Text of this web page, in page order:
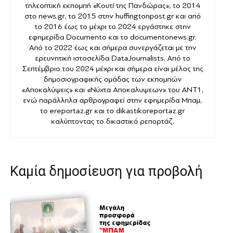
τηλεοπτική εκπομπή «Κουτί της Πανδώρας», το 2014
στο news.gr, το 2015 στην huffingtonpost.gr και από
το 2016 έως το μέχρι το 2024 εργάστηκε στην
εφημερίδα Documento και το documentonews.gr.
Από το 2022 έως και σήμερα συνεργάζεται με την
ερευνητική ιστοσελίδα DataJournalists. Από το
Σεπτέμβριο του 2024 μέχρι και σήμερα είναι μέλος της
δημοσιογραφικής ομάδας των εκπομπών
«Αποκαλύψεις» και «Νύχτα Αποκαλυψεων» του ANT1,
ενώ παράλληλα αρθρογραφεί στην εφημερίδα Μπαμ,
το ereportaz.gr και το dikastikoreportaz.gr
καλύπτοντας το δικαστικό ρεπορτάζ.
Καμία δημοσίευση για προβολή